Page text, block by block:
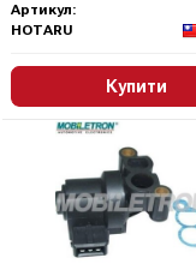
Артикул:
HOTARU
Купити